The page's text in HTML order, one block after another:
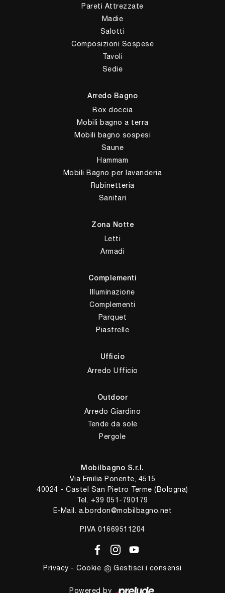
Pareti Attrezzate
Madie
Salotti
Composizioni Sospese
Tavoli
Sedie
Arredo Bagno
Box doccia
Mobili bagno a terra
Mobili bagno sospesi
Saune
Hammam
Mobili Bagno per lavanderia
Rubinetteria
Sanitari
Zona Notte
Letti
Armadi
Complementi
Illuminazione
Complementi
Parquet
Piastrelle
Ufficio
Arredo Ufficio
Outdoor
Arredo Giardino
Tende da sole
Pergole
Mobilbagno S.r.l.
Via Emilia Ponente, 4515
40024 - Castel San Pietro Terme (Bologna)
Tel. +39 051-790179
E-Mail. a.bordon@mobilbagno.net
P.IVA 01669511204
Privacy -Cookie Gestisci i consensi
Powered by